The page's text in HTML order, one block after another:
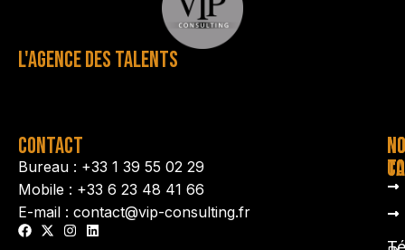
L'AGENCE DES TALENTS
CONTACT
Bureau : +33 1 39 55 02 29
Mobile : +33 6 23 48 41 66
E-mail : contact@vip-consulting.fr